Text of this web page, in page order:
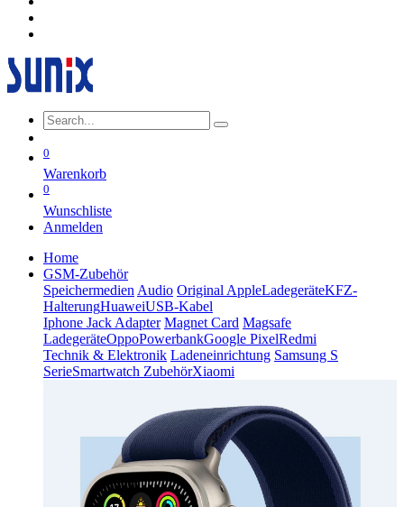
0
Warenkorb
0
Wunschliste
Anmelden
Home
GSM-Zubehör
Speichermedien Audio Original AppleLadegeräteKFZ-
HalterungHuaweiUSB-Kabel
Iphone Jack Adapter Magnet Card Magsafe
LadegeräteOppoPowerbankGoogle PixelRedmi
Technik & Elektronik Ladeneinrichtung Samsung S
SerieSmartwatch ZubehörXiaomi